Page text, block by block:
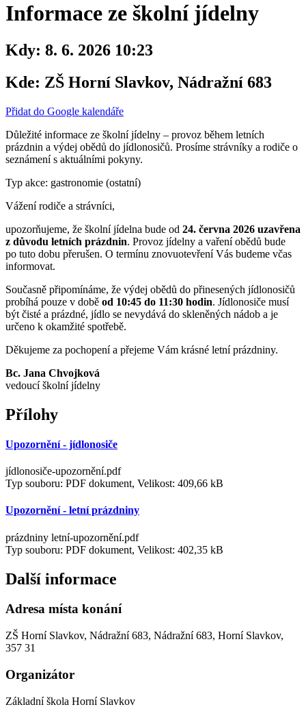
Informace ze školní jídelny
Kdy: 8. 6. 2026 10:23
Kde: ZŠ Horní Slavkov, Nádražní 683
Přidat do Google kalendáře
Důležité informace ze školní jídelny – provoz během letních
prázdnin a výdej obědů do jídlonosičů. Prosíme strávníky a rodiče o
seznámení s aktuálními pokyny.
Typ akce: gastronomie (ostatní)
Vážení rodiče a strávníci,
upozorňujeme, že školní jídelna bude od 24. června 2026 uzavřena
z důvodu letních prázdnin. Provoz jídelny a vaření obědů bude
po tuto dobu přerušen. O termínu znovuotevření Vás budeme včas
informovat.
Současně připomínáme, že výdej obědů do přinesených jídlonosičů
probíhá pouze v době od 10:45 do 11:30 hodin. Jídlonosiče musí
být čisté a prázdné, jídlo se nevydává do skleněných nádob a je
určeno k okamžité spotřebě.
Děkujeme za pochopení a přejeme Vám krásné letní prázdniny.
Bc. Jana Chvojková
vedoucí školní jídelny
Přílohy
Upozornění - jídlonosiče
jídlonosiče-upozornění.pdf
Typ souboru: PDF dokument, Velikost: 409,66 kB
Upozornění - letní prázdniny
prázdniny letní-upozornění.pdf
Typ souboru: PDF dokument, Velikost: 402,35 kB
Další informace
Adresa místa konání
ZŠ Horní Slavkov, Nádražní 683, Nádražní 683, Horní Slavkov,
357 31
Organizátor
Základní škola Horní Slavkov